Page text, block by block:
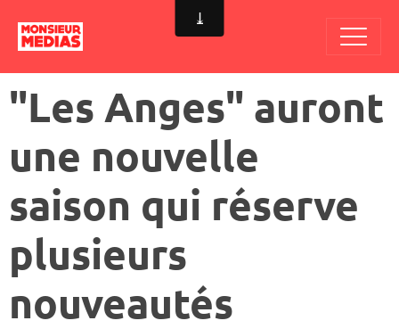
"Les Anges" auront
une nouvelle
saison qui réserve
plusieurs
nouveautés